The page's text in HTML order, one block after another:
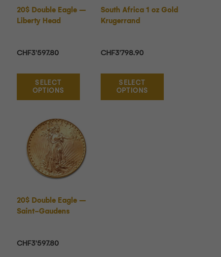
20$ Double Eagle –
Liberty Head
CHF3'597.80
SELECT
OPTIONS
South Africa 1 oz Gold
Krugerrand
CHF3'798.90
SELECT
OPTIONS
20$ Double Eagle –
Saint-Gaudens
CHF3'597.80